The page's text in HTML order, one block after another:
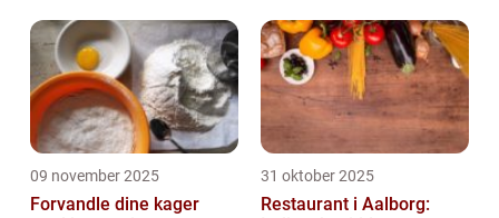
09 november 2025
Forvandle dine kager
31 oktober 2025
Restaurant i Aalborg: